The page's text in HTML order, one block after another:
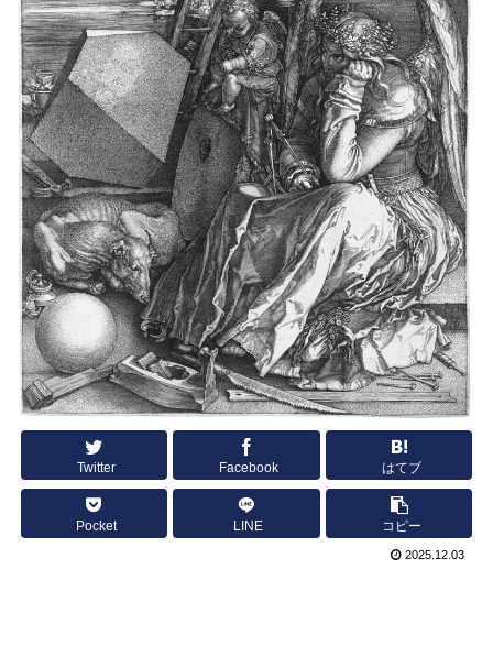
Twitter Facebook はてブ
Pocket LINE コピー
2025.12.03